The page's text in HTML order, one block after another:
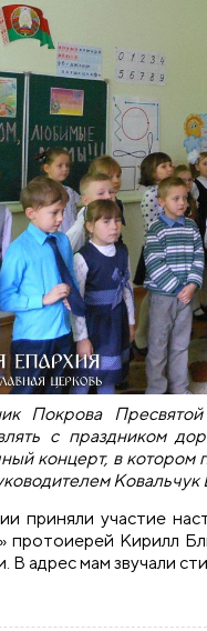
Покрова
с праздником
концерт, в котором
Ковальчук
приняли участие
протоиерей Кирилл
В адрес мам звучали